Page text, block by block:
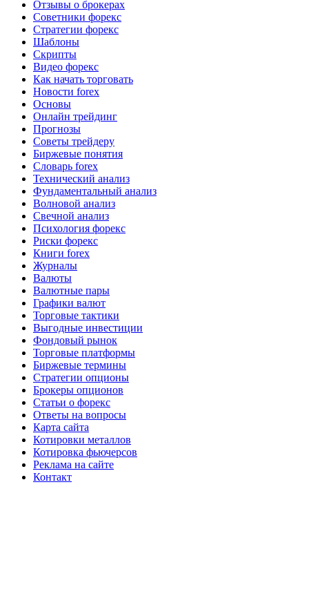
Отзывы о брокерах
Советники форекс
Стратегии форекс
Шаблоны
Скрипты
Видео форекс
Как начать торговать
Новости forex
Основы
Онлайн трейдинг
Прогнозы
Советы трейдеру
Биржевые понятия
Словарь forex
Технический анализ
Фундаментальный анализ
Волновой анализ
Свечной анализ
Психология форекс
Риски форекс
Книги forex
Журналы
Валюты
Валютные пары
Графики валют
Торговые тактики
Выгодные инвестиции
Фондовый рынок
Торговые платформы
Биржевые термины
Стратегии опционы
Брокеры опционов
Статьи о форекс
Ответы на вопросы
Карта сайта
Котировки металлов
Котировка фьючерсов
Реклама на сайте
Контакт